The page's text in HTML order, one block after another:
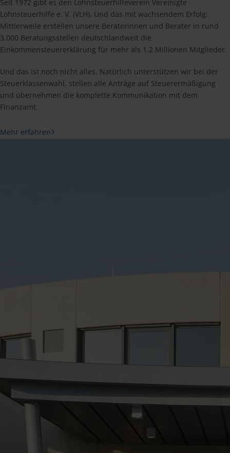
Seit 1972 gibt es den Lohnsteuerhilfeverein Vereinigte
Lohnsteuerhilfe e. V. (VLH). Und das mit wachsendem Erfolg:
Mittlerweile erstellen unsere Beraterinnen und Berater in rund
3.000 Beratungsstellen deutschlandweit die
Einkommensteuererklärung für mehr als 1,2 Millionen Mitglieder.
Und das ist noch nicht alles. Natürlich unterstützen wir bei der
Steuerklassenwahl, stellen alle Anträge auf Steuerermäßigung
und übernehmen die komplette Kommunikation mit dem
Finanzamt.
Mehr erfahren